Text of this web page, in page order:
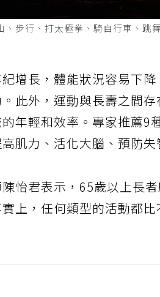
步行、打太極拳、騎自行車、跳
增長，體能狀況容易下
此外，運動與長壽之間
年輕和效率。專家推薦9
肌力、活化大腦、預防失
怡君表示，65歲以上長
實上，任何類型的活動都